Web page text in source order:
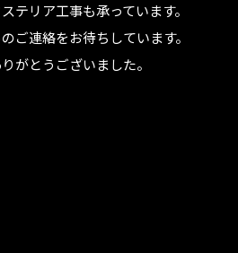
テリア工事も承っています。
ご連絡をお待ちしています。
がとうございました。